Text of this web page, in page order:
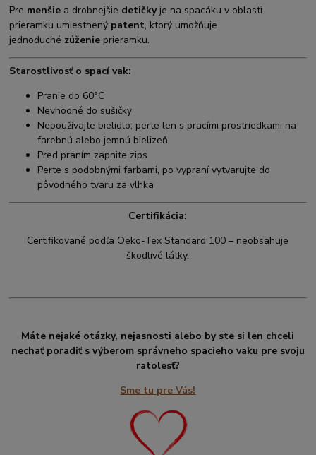
Pre menšie a drobnejšie detičky je na spacáku v oblasti
prieramku umiestnený patent, ktorý umožňuje
jednoduché zúženie prieramku.
Starostlivosť o spací vak:
Pranie do 60°C
Nevhodné do sušičky
Nepoužívajte bielidlo; perte len s pracími prostriedkami na
farebnú alebo jemnú bielizeň
Pred praním zapnite zips
Perte s podobnými farbami, po vypraní vytvarujte do
pôvodného tvaru za vlhka
Certifikácia:
Certifikované podľa Oeko-Tex Standard 100 – neobsahuje
škodlivé látky.
Máte nejaké otázky, nejasnosti alebo by ste si len chceli
nechať poradiť s výberom správneho spacieho vaku pre svoju
ratolesť?
Sme tu pre Vás!